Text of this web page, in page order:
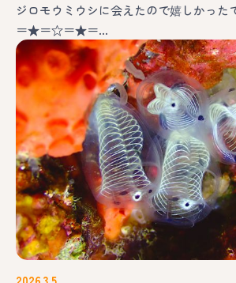
ジロモウミウシに会えたので嬉しかっ
＝★＝☆＝★＝…